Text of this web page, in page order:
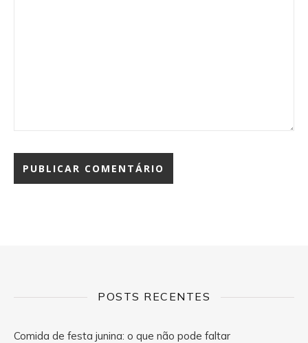
POSTS RECENTES
Comida de festa junina: o que não pode faltar